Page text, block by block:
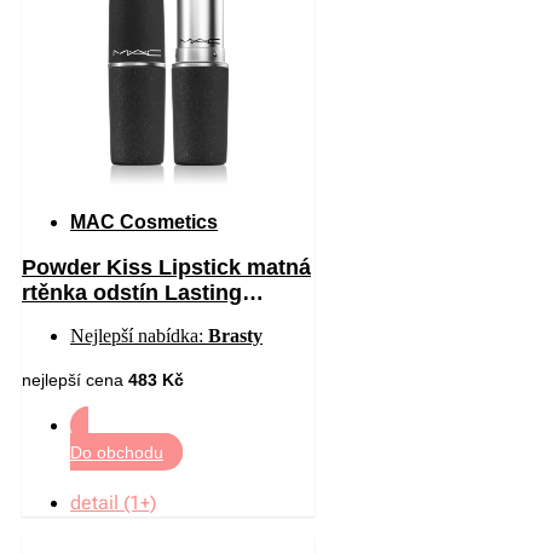
MAC Cosmetics
Powder Kiss Lipstick matná
rtěnka odstín Lasting
Nejlepší nabídka: Brasty
nejlepší cena 483 Kč
Do obchodu
detail (1+)